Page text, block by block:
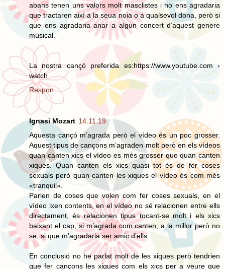
abans tenen uns valors molt masclistes i no ens agradaria
que tractaren així a la seua noia o a qualsevol dona, però si
que ens agradaria anar a algun concert d’aquest genere
músical.
La nostra cançó preferida es:https://www.youtube.com ›
watch
Respon
Ignasi Mozart 14.11.19
Aquesta cançó m’agrada però el vídeo és un poc grosser.
Aquest tipus de cançons m’agraden molt però en els vídeos
quan canten xics el vídeo es més grosser que quan canten
xiques. Quan canten els xics quasi tot és de fer coses
sexuals però quan canten les xiques el vídeo és com més
«tranquil».
Parlen de coses que volen com fer coses sexuals, en el
vídeo ixen contents, en el vídeo no sé relacionen entre ells
directament, és relacionen tipus tocant-se molt i els xics
baixant el cap, si m’agrada com canten, a la millor però no
se, si que m’agradaria ser amic d’ells.
En conclusió no he parlat molt de les xiques però tendrien
que fer cançons les xiques com els xics per a veure que